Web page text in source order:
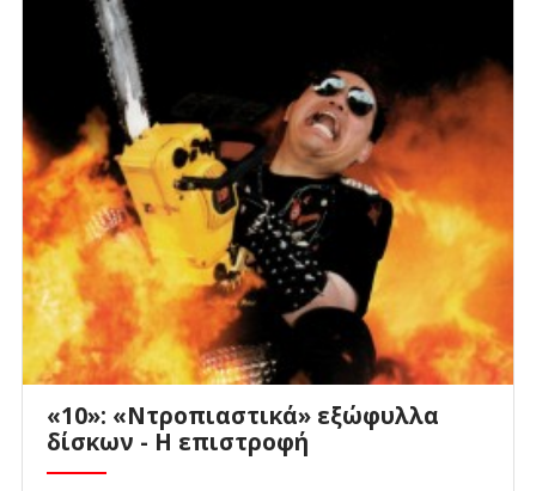
«10»: «Ντροπιαστικά» εξώφυλλα
δίσκων - Η επιστροφή